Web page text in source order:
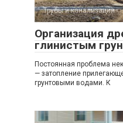
Трубы и канализация
Организация
глинистым
Постоянная проблема
— затопление
грунтовыми водами. К